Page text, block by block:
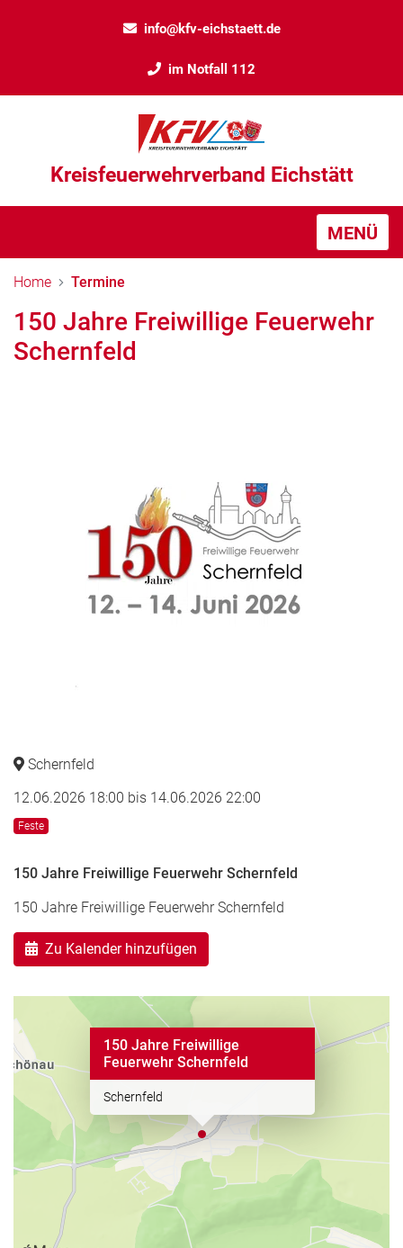
info@kfv-eichstaett.de
im Notfall 112
Kreisfeuerwehrverband Eichstätt
MENÜ
Home Termine
150 Jahre Freiwillige Feuerwehr
Schernfeld
Schernfeld
12.06.2026 18:00 bis 14.06.2026 22:00
Feste
150 Jahre Freiwillige Feuerwehr Schernfeld
150 Jahre Freiwillige Feuerwehr Schernfeld
Zu Kalender hinzufügen
150 Jahre Freiwillige
Feuerwehr Schernfeld
Schernfeld